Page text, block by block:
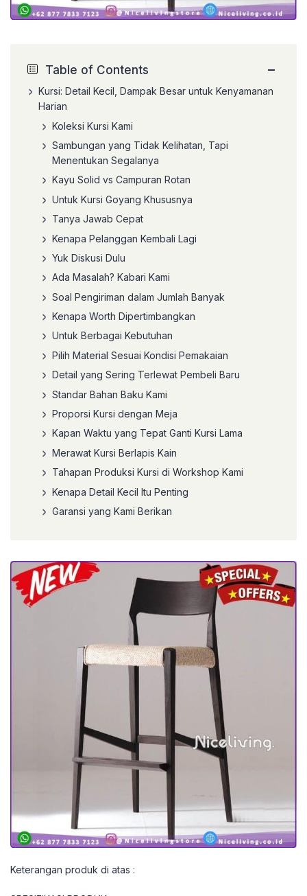
Table of Contents −
Kursi: Detail Kecil, Dampak Besar untuk Kenyamanan
Harian
Koleksi Kursi Kami
Sambungan yang Tidak Kelihatan, Tapi
Menentukan Segalanya
Kayu Solid vs Campuran Rotan
Untuk Kursi Goyang Khususnya
Tanya Jawab Cepat
Kenapa Pelanggan Kembali Lagi
Yuk Diskusi Dulu
Ada Masalah? Kabari Kami
Soal Pengiriman dalam Jumlah Banyak
Kenapa Worth Dipertimbangkan
Untuk Berbagai Kebutuhan
Pilih Material Sesuai Kondisi Pemakaian
Detail yang Sering Terlewat Pembeli Baru
Standar Bahan Baku Kami
Proporsi Kursi dengan Meja
Kapan Waktu yang Tepat Ganti Kursi Lama
Merawat Kursi Berlapis Kain
Tahapan Produksi Kursi di Workshop Kami
Kenapa Detail Kecil Itu Penting
Garansi yang Kami Berikan
Keterangan produk di atas :